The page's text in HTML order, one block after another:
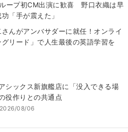
ープ初CM出演に歓喜 野口衣織は早
「手が震えた」
んがアンバサダーに就任！オンライ
リード」で人生最後の英語学習を
シックス新旗艦店に「没入できる場
役作りとの共通点
2026/08/06